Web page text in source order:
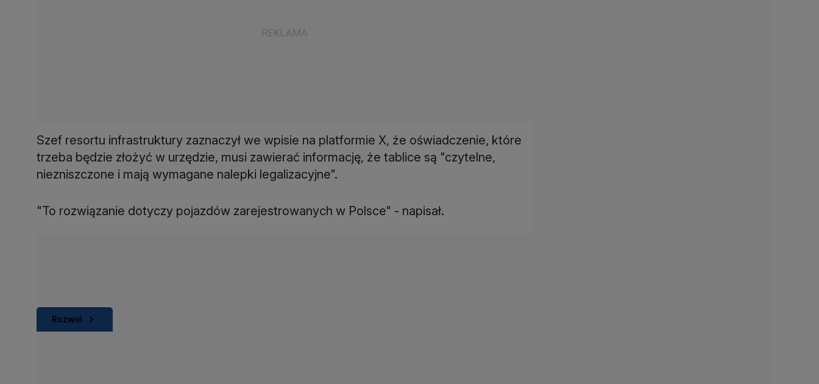
Szef resortu infrastruktury zaznaczył we wpisie na platformie X, że oświadczenie, które
trzeba będzie złożyć w urzędzie, musi zawierać informację, że tablice są "czytelne,
niezniszczone i mają wymagane nalepki legalizacyjne".
"To rozwiązanie dotyczy pojazdów zarejestrowanych w Polsce" - napisał.
Rozwiń